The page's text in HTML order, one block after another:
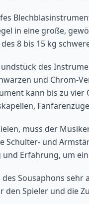
in eine große,
8 bis 15 kg
des
und Chrom-
kann bis zu
muss der
Schulter- und
Erfahrung, um
Sousaphons
Spieler und die